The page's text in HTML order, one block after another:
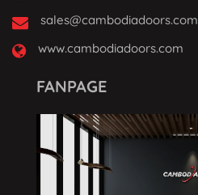
sales@cambodiadoors.com
www.cambodiadoors.com
FANPAGE